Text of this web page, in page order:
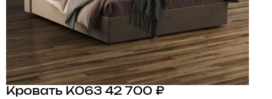
Кровать K063 42 700 ₽